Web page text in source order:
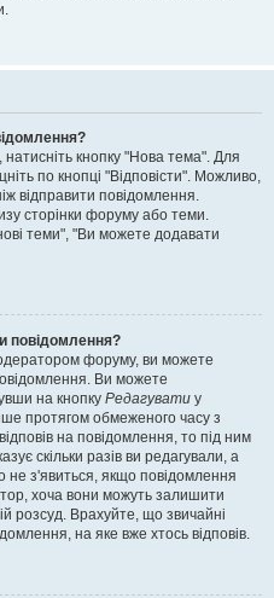
кнопку "Нова тема". Для
по кнопці "Відповісти". Можливо,
відправити повідомлення.
сторінки форуму або теми.
теми", "Ви можете додавати
повідомлення?
форуму, ви можете
Ви можете
на кнопку Редагувати у
протягом обмеженого часу з
на повідомлення, то під ним
скільки разів ви редагували, а
не з'явиться, якщо повідомлення
хоча вони можуть залишити
розсуд. Врахуйте, що звичайні
на яке вже хтось відповів.